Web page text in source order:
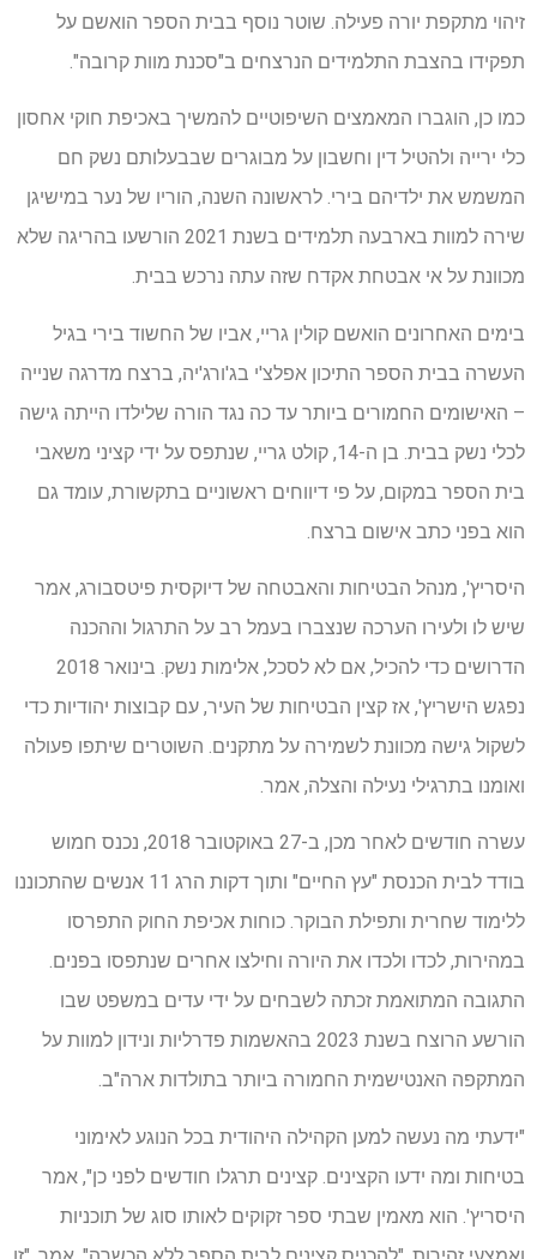
זיהוי מתקפת יורה פעילה. שוטר נוסף בבית הספר הואשם על
תפקידו בהצבת התלמידים הנרצחים ב"סכנת מוות קרובה".
כמו כן, הוגברו המאמצים השיפוטיים להמשיך באכיפת חוקי אחסון
כלי ירייה ולהטיל דין וחשבון על מבוגרים שבבעלותם נשק חם
המשמש את ילדיהם בירי. לראשונה השנה, הוריו של נער במישיגן
שירה למוות בארבעה תלמידים בשנת 2021 הורשעו בהריגה שלא
מכוונת על אי אבטחת אקדח שזה עתה נרכש בבית.
בימים האחרונים הואשם קולין גריי, אביו של החשוד בירי בגיל
העשרה בבית הספר התיכון אפלצ'י בג'ורג'יה, ברצח מדרגה שנייה
– האישומים החמורים ביותר עד כה נגד הורה שלילדו הייתה גישה
לכלי נשק בבית. בן ה-14, קולט גריי, שנתפס על ידי קציני משאבי
בית הספר במקום, על פי דיווחים ראשוניים בתקשורת, עומד גם
הוא בפני כתב אישום ברצח.
היסריץ', מנהל הבטיחות והאבטחה של דיוקסית פיטסבורג, אמר
שיש לו ולעירו הערכה שנצברו בעמל רב על התרגול וההכנה
הדרושים כדי להכיל, אם לא לסכל, אלימות נשק. בינואר 2018
נפגש הישריץ', אז קצין הבטיחות של העיר, עם קבוצות יהודיות כדי
לשקול גישה מכוונת לשמירה על מתקנים. השוטרים שיתפו פעולה
ואומנו בתרגילי נעילה והצלה, אמר.
עשרה חודשים לאחר מכן, ב-27 באוקטובר 2018, נכנס חמוש
בודד לבית הכנסת "עץ החיים" ותוך דקות הרג 11 אנשים שהתכוננו
ללימוד שחרית ותפילת הבוקר. כוחות אכיפת החוק התפרסו
במהירות, לכדו ולכדו את היורה וחילצו אחרים שנתפסו בפנים.
התגובה המתואמת זכתה לשבחים על ידי עדים במשפט שבו
הורשע הרוצח בשנת 2023 בהאשמות פדרליות ונידון למוות על
המתקפה האנטישמית החמורה ביותר בתולדות ארה"ב.
"ידעתי מה נעשה למען הקהילה היהודית בכל הנוגע לאימוני
בטיחות ומה ידעו הקצינים. קצינים תרגלו חודשים לפני כן", אמר
היסריץ'. הוא מאמין שבתי ספר זקוקים לאותו סוג של תוכניות